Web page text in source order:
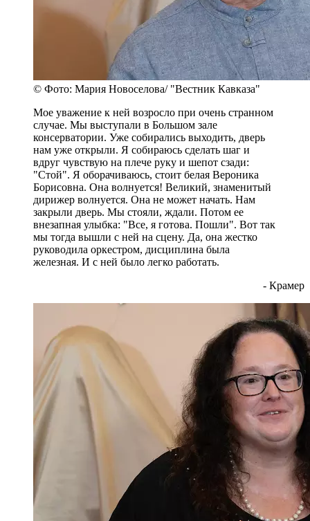
© Фото: Мария Новоселова/ "Вестник Кавказа"
Мое уважение к ней возросло при очень странном
случае. Мы выступали в Большом зале
консерватории. Уже собирались выходить, дверь
нам уже открыли. Я собираюсь сделать шаг и
вдруг чувствую на плече руку и шепот сзади:
"Стой". Я оборачиваюсь, стоит белая Вероника
Борисовна. Она волнуется! Великий, знаменитый
дирижер волнуется. Она не может начать. Нам
закрыли дверь. Мы стояли, ждали. Потом ее
внезапная улыбка: "Все, я готова. Пошли". Вот так
мы тогда вышли с ней на сцену. Да, она жестко
руководила оркестром, дисциплина была
железная. И с ней было легко работать.
- Крамер